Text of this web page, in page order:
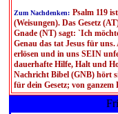
Zum Nachdenken: Psalm 119
(Weisungen). Das Gesetz
Gnade (NT) sagt: `Ich
Genau das tat Jesus für
erlösen und in uns SEIN
dauerhafte Hilfe, Halt und
Nachricht Bibel (GNB) hört
für dein Gesetz; von